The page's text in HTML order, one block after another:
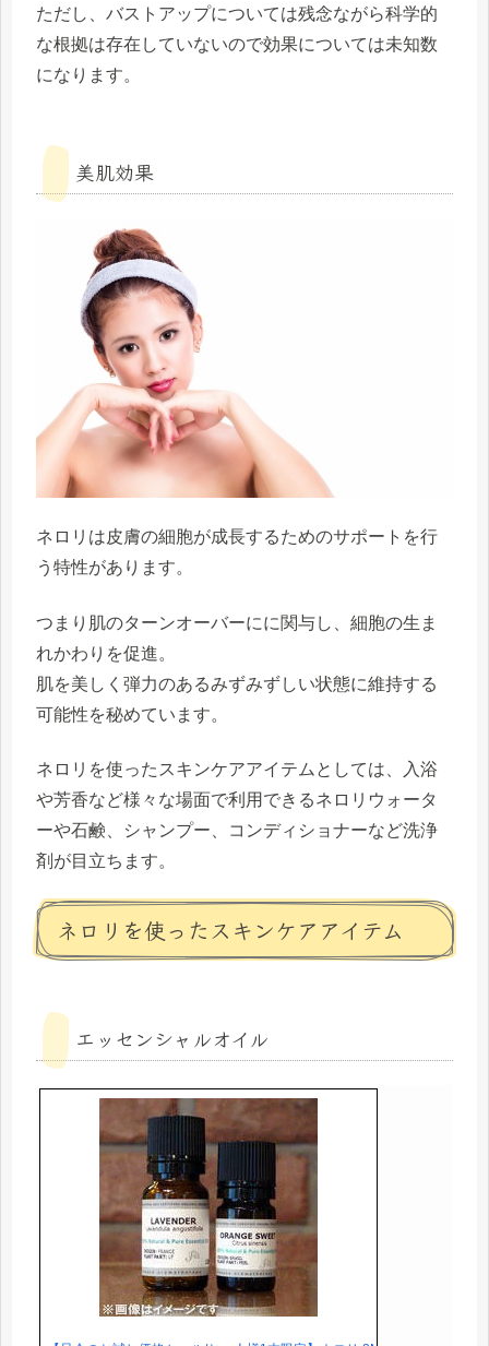
ただし、バストアップについては残念ながら科学的
な根拠は存在していないので効果については未知数
になります。
美肌効果
ネロリは皮膚の細胞が成長するためのサポート を行
う特性があります。
つまり肌のターンオーバーにに関与し、細胞の生ま
れかわりを促進。
肌を美しく弾力のあるみずみずしい状態に維持する
可能性を秘めています。
ネロリを使ったスキンケアアイテムとしては、入浴
や芳香など様々な場面で利用できるネロリウォータ
ーや石鹸、シャンプー、コンディショナーなど洗浄
剤が目立ちます。
ネロリを使ったスキンケアアイテム
エッセンシャルオイル